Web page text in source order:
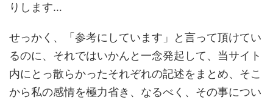
りします…
せっかく、「参考にしています」と言って頂けてい
るのに、それではいかんと一念発起して、当サイト
内にとっ散らかったそれぞれの記述をまとめ、そこ
から私の感情を極力省き、なるべく、その事につい